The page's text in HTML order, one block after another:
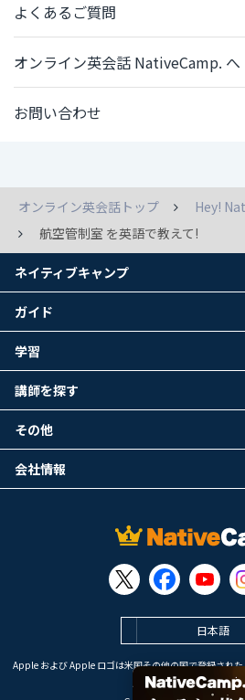
よくあるご質問
オンライン英会話 NativeCamp. へ
お問い合わせ
オンライン英会話トップ
Hey!
航空管制室 を英語で教えて!
日本語
Apple および Apple ロゴは米国その他の国で登録され
Apple Inc. のサービスマー
ネイティブキャンプ
ガイド
学習
講師を探す
その他
会社情報